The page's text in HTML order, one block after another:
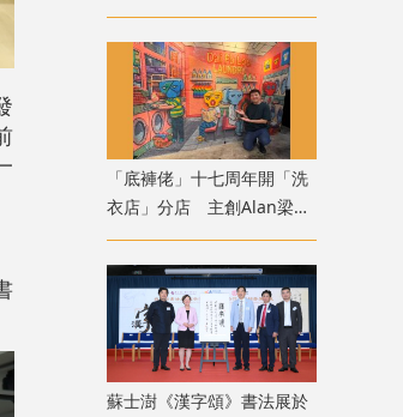
然
「底褲佬」十七周年開「洗
衣店」分店 主創Alan梁
二：誕生於誤會的公仔趣談
港幽默
蘇士澍《漢字頌》書法展於